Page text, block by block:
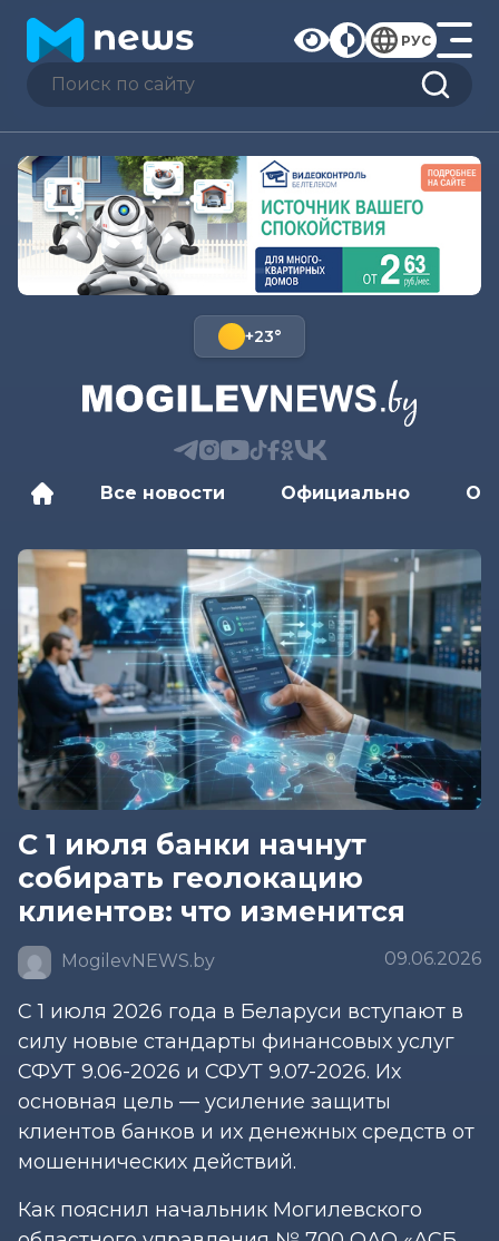
РУС
+23°
Все новости Официально
С 1 июля банки начнут
собирать геолокацию
клиентов: что изменится
MogilevNEWS.by 09.06.2026
С 1 июля 2026 года в Беларуси вступают в
силу новые стандарты финансовых услуг
СФУТ 9.06-2026 и СФУТ 9.07-2026. Их
основная цель — усиление защиты
клиентов банков и их денежных средств от
мошеннических действий.
Как пояснил начальник Могилевского